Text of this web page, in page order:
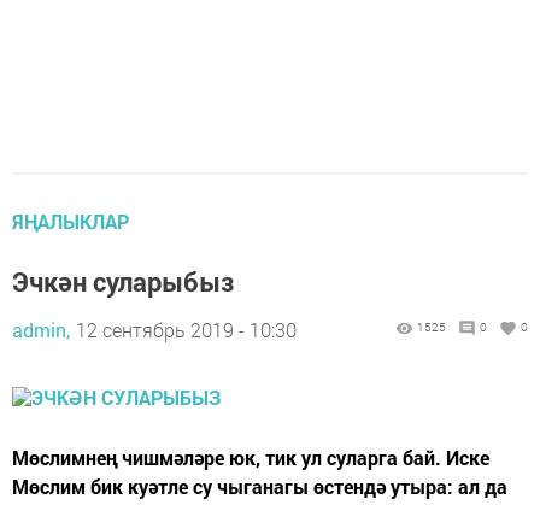
ЯҢАЛЫКЛАР
Эчкән суларыбыз
admin, 12 сентябрь 2019 - 10:30 1525 0 0
Мөслимнең чишмәләре юк, тик ул суларга бай. Иске
Мөслим бик куәтле су чыганагы өстендә утыра: ал да